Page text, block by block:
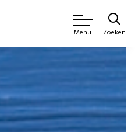
Menu Zoeken